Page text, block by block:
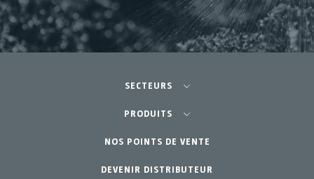
SECTEURS
Agriculture-Horticulture
Potager Urbain-GreenCity
Jardinage Professionnel
PRODUITS
Équipements
Accessoires
NOS POINTS DE VENTE
DEVENIR DISTRIBUTEUR